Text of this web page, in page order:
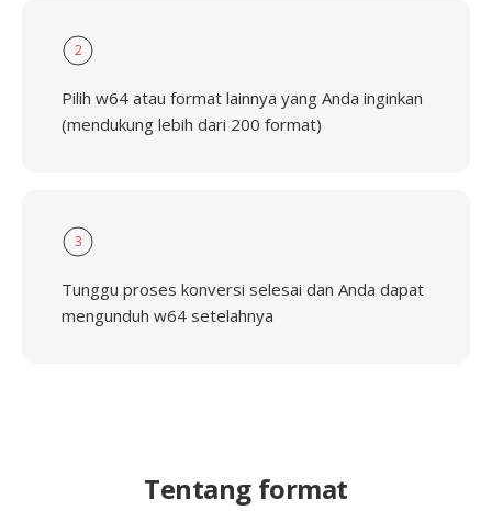
2
Pilih w64 atau format lainnya yang Anda inginkan
(mendukung lebih dari 200 format)
3
Tunggu proses konversi selesai dan Anda dapat
mengunduh w64 setelahnya
Tentang format